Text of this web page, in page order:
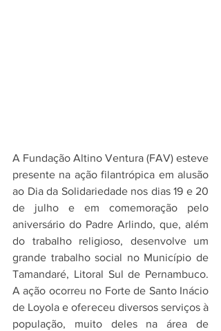
A Fundação Altino Ventura (FAV) esteve
presente na ação filantrópica em alusão
ao Dia da Solidariedade nos dias 19 e 20
de julho e em comemoração pelo
aniversário do Padre Arlindo, que, além
do trabalho religioso, desenvolve um
grande trabalho social no Município de
Tamandaré, Litoral Sul de Pernambuco.
A ação ocorreu no Forte de Santo Inácio
de Loyola e ofereceu diversos serviços à
população, muito deles na área de